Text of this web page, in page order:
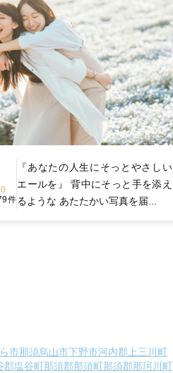
件
『あなたの人生にそっとやさしい
エールを』 背中にそっと手を添え
るような あたたかい写真を届...
市那須烏山市下野市河内郡上三川町
郡塩谷町那須郡那須町那須郡那珂川町